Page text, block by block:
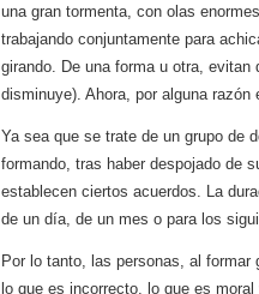
una gran tormenta, con olas
trabajando conjuntamente para
girando. De una forma u otra, evitan
disminuye). Ahora, por alguna razón
Ya sea que se trate de un grupo de
formando, tras haber despojado de
establecen ciertos acuerdos. La
de un día, de un mes o para los
Por lo tanto, las personas, al
lo que es incorrecto, lo que es